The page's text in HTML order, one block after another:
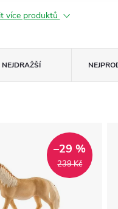
více produktů
NEJDRAŽŠÍ
239 Kč
–29 %